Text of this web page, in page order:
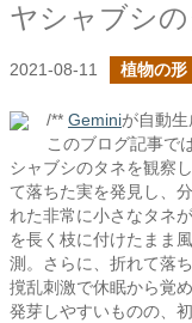
ヤシャブシ
2021-08-11 植物の形
/** Geminiが自動
このブログ記事で
シャブシのタネを観察
て落ちた実を発見し、
れた非常に小さなタネ
を長く枝に付けたまま
測。さらに、折れて落
撹乱刺激で休眠から覚
発芽しやすいものの、